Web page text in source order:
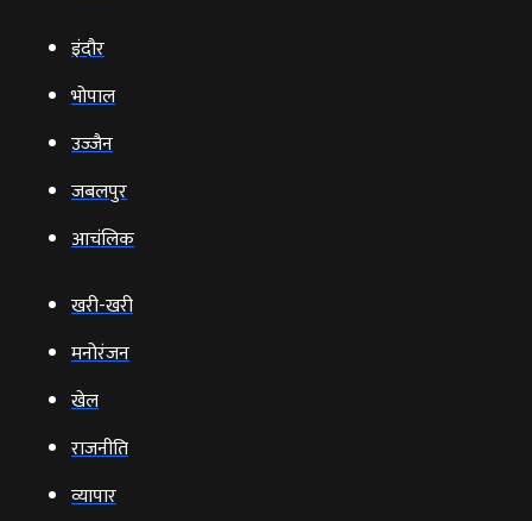
इंदौर
भोपाल
उज्‍जैन
जबलपुर
आचंलिक
खरी-खरी
मनोरंजन
खेल
राजनीति
व्‍यापार